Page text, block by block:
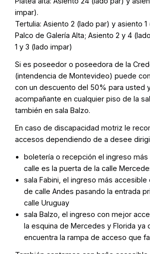
impar).
Tertulia: Asiento 2 (lado par) y asiento 1
Palco de Galería Alta; Asiento 2 y 4
1 y 3 (lado impar)
Si es poseedor o poseedora de la
(intendencia de Montevideo) puede
con un descuento del 50% para usted
acompañante en cualquier piso de la
también en sala Balzo.
En caso de discapacidad motriz le
accesos dependiendo de a desee
boletería o recepción el ingreso
calle es la puerta de la calle
sala Fabini, el ingreso más accesible
de calle Andes pasando la entrada
calle Uruguay
sala Balzo, el ingreso con mejor
la esquina de Mercedes y Florida ya
encuentra la rampa de acceso que